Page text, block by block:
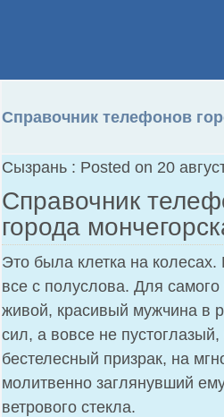
Справочник телефонов
Сызрань : Posted on 20
Справочник
города
Это была клетка на колесах.
все с полуслова. Для
живой, красивый мужчина в
сил, а вовсе не
бестелесный призрак, на
молитвенно заглянувший
ветрового стекла.